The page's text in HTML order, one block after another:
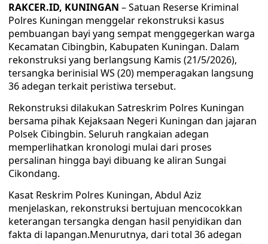
RAKCER.ID, KUNINGAN – Satuan Reserse Kriminal
Polres Kuningan menggelar rekonstruksi kasus
pembuangan bayi yang sempat menggegerkan warga
Kecamatan Cibingbin, Kabupaten Kuningan. Dalam
rekonstruksi yang berlangsung Kamis (21/5/2026),
tersangka berinisial WS (20) memperagakan langsung
36 adegan terkait peristiwa tersebut.
Rekonstruksi dilakukan Satreskrim Polres Kuningan
bersama pihak Kejaksaan Negeri Kuningan dan jajaran
Polsek Cibingbin. Seluruh rangkaian adegan
memperlihatkan kronologi mulai dari proses
persalinan hingga bayi dibuang ke aliran Sungai
Cikondang.
Kasat Reskrim Polres Kuningan, Abdul Aziz
menjelaskan, rekonstruksi bertujuan mencocokkan
keterangan tersangka dengan hasil penyidikan dan
fakta di lapangan.Menurutnya, dari total 36 adegan